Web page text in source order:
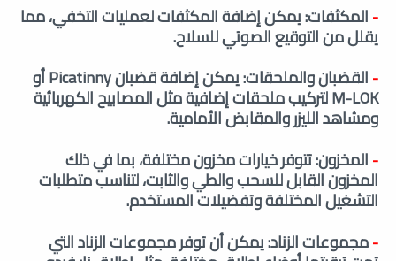
-المكثفات: يمكن إضافة المكثفات لعمليات التخفي، مما
يقلل من التوقيع الصوتي للسلاح.
-
القضبان والملحقات: يمكن إضافة قضبان Picatinny أو
M-LOK لتركيب ملحقات إضافية مثل المصابيح الكهربائية
ومشاهد الليزر والمقابض الأمامية.
-المخزون: تتوفر خيارات مخزون مختلفة، بما في ذلك
المخزون القابل للسحب والطي والثابت، لتناسب متطلبات
التشغيل المختلفة وتفضيلات المستخدم.
-مجموعات الزناد: يمكن أن توفر مجموعات الزناد التي